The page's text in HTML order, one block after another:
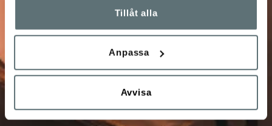
Tillåt alla
Anpassa
Avvisa
Anmäl dig till vårt nyhetsbrev!
kampanjer, nyheter, tävlingar m.m.
Sveriges nyhetsbrev och att Meindl Sverige får spara
uppgifterna jag angivit här.